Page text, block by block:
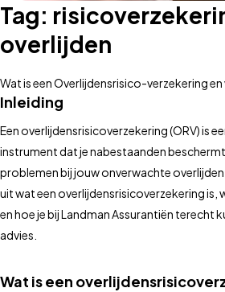
Tag:
overlijden
Wat is een Overlijdensrisico-verzekering
Inleiding
Een overlijdensrisicoverzekering (ORV) is
instrument dat je nabestaanden
problemen bij jouw onverwachte
uit wat een overlijdensrisicoverzekering is,
en hoe je bij Landman Assurantiën terecht
advies.
Wat is een